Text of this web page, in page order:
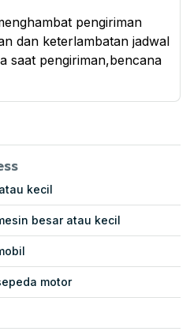
pengiriman
dan keterlambatan jadwal
saat pengiriman,bencana
kecil
besar atau kecil
motor